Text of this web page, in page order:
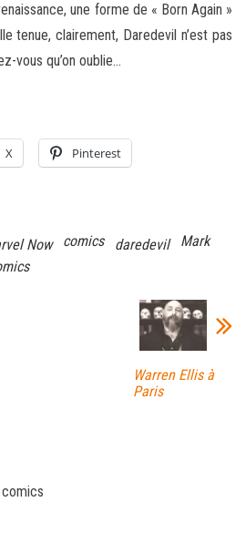
une forme de « Born Again »
tenue, clairement, Daredevil n’est pas
vous qu’on oublie…
X Pinterest
Now comics daredevil
Mark
Warren Ellis à
Paris